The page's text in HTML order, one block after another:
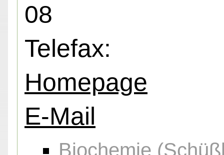
08
Telefax:
Homepage
E-Mail
Biochemie